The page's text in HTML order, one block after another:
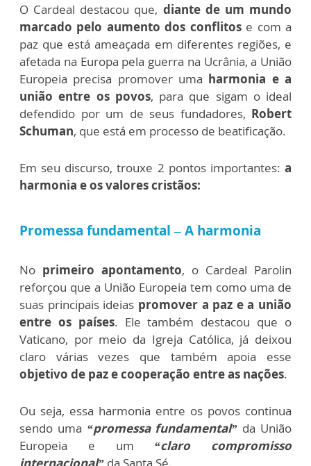
O Cardeal destacou que, diante de um mundo
marcado pelo aumento dos conflitose com a
paz que está ameaçada em diferentes regiões, e
afetada na Europa pela guerra na Ucrânia, a União
Europeia precisa promover uma harmonia e a
união entre os povos, para que sigam o ideal
defendido por um de seus fundadores, Robert
Schuman, que está em processo de beatificação.
Em seu discurso, trouxe 2 pontos importantes: a
harmonia e os valores cristãos:
Promessa fundamental – A harmonia
No primeiro apontamento, o Cardeal Parolin
reforçou que a União Europeia tem como uma de
suas principais ideias promover a paz e a união
entre os países. Ele também destacou que o
Vaticano, por meio da Igreja Católica, já deixou
claro várias vezes que também apoia esse
objetivo de paz e cooperação entre as nações.
Ou seja, essa harmonia entre os povos continua
sendo uma “promessa fundamental” da União
Europeia e um “claro compromisso
internacional” da Santa Sé.